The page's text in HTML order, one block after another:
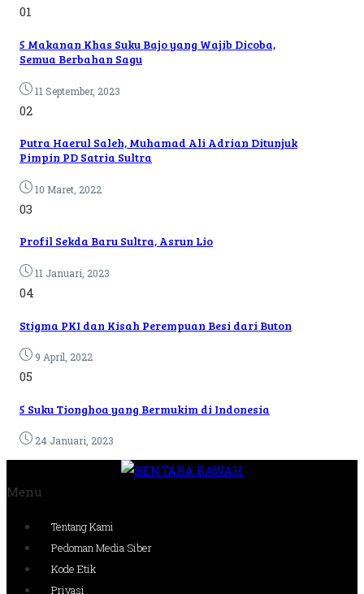
01
5 Makanan Khas Suku Bajo yang Wajib Dicoba,
Semua Berbahan Sagu
11 September, 2023
02
Putra Haerul Saleh, Muhamad Ali Adrian Ditunjuk
Pimpin PD Satria Sultra
10 Maret, 2022
03
Profil Sekda Baru Sultra, Asrun Lio
11 Januari, 2023
04
Stigma PKI dan Kisah Perempuan Besi dari Buton
9 April, 2022
05
5 Suku Tionghoa yang Bermukim di Indonesia
24 Januari, 2023
Menu
Tentang Kami
Pedoman Media Siber
Kode Etik
Privasi